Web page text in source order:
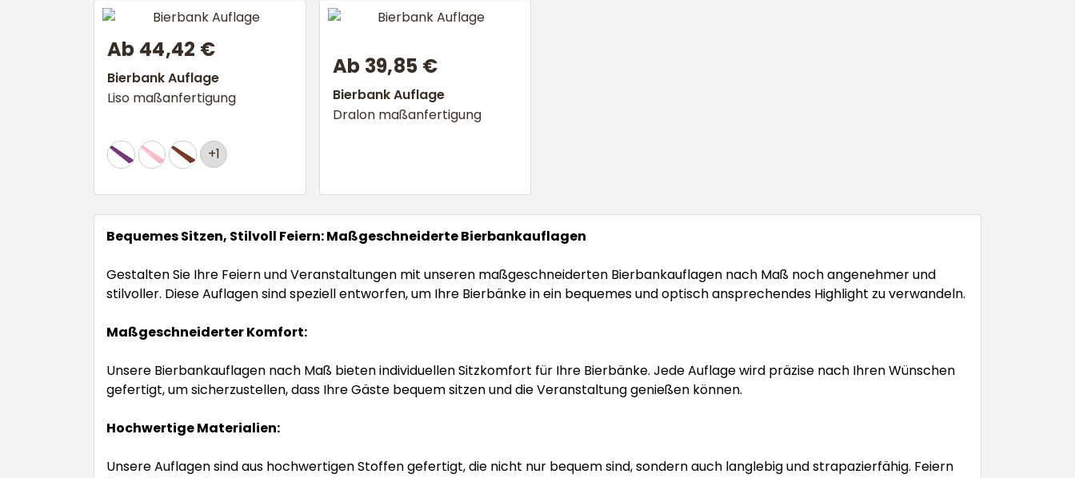
Ab 44,42 €
Bierbank Auflage
Liso maßanfertigung
+1
Ab 39,85 €
Bierbank Auflage
Dralon maßanfertigung
Bequemes Sitzen, Stilvoll Feiern: Maßgeschneiderte Bierbankauflagen
Gestalten Sie Ihre Feiern und Veranstaltungen mit unseren maßgeschneiderten Bierbankauflagen nach Maß noch angenehmer und
stilvoller. Diese Auflagen sind speziell entworfen, um Ihre Bierbänke in ein bequemes und optisch ansprechendes Highlight zu verwandeln.
Maßgeschneiderter Komfort:
Unsere Bierbankauflagen nach Maß bieten individuellen Sitzkomfort für Ihre Bierbänke. Jede Auflage wird präzise nach Ihren Wünschen
gefertigt, um sicherzustellen, dass Ihre Gäste bequem sitzen und die Veranstaltung genießen können.
Hochwertige Materialien:
Unsere Auflagen sind aus hochwertigen Stoffen gefertigt, die nicht nur bequem sind, sondern auch langlebig und strapazierfähig. Feiern